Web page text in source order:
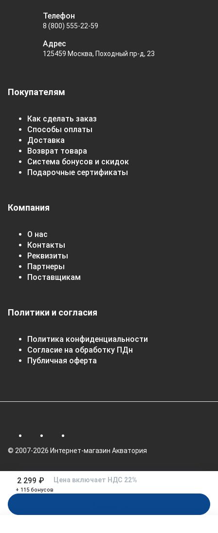
2 299 ₽
+ 115 бонусов
Цена включает НДС 22%
Покупателям
Как сделать заказ
Способы оплаты
Доставка
Возврат товара
Система бонусов и скидок
Подарочные сертификаты
Компания
О нас
Контакты
Реквизиты
Партнеры
Поставщикам
Политики и согласия
Политика конфиденциальности
Согласие на обработку ПДн
Публичная оферта
Телефон
8 (800) 555-22-59
Адрес
125459 Москва, Походный пр-д, 23
© 2007-2026 Интернет-магазин Акватория